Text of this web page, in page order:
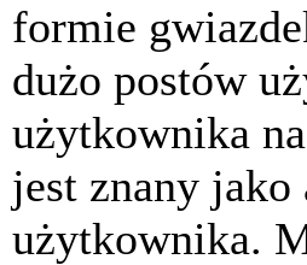
formie
dużo postów
użytkownika
jest znany
użytkownika.